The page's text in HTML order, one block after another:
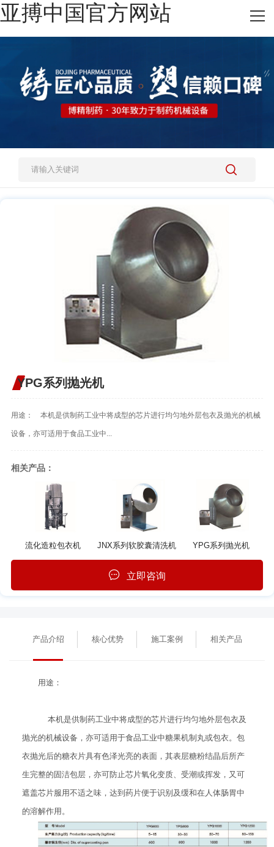
亚搏中国官方网站
网站亚搏中国官方网站
施工案例
人才招聘
YPG系列抛光机
用途： 本机是供制药工业中将成型的芯片进行均匀地外层包衣及抛光的机械
设备，亦可适用于食品工业中...
相关产品：
流化造粒包衣机 JNX系列软胶囊清洗机 YPG系列抛光机
立即咨询
产品介绍 核心优势 施工案例 相关产品
用途：
本机是供制药工业中将成型的芯片进行均匀地外层包衣及
抛光的机械设备，亦可适用于食品工业中糖果机制丸或包衣。包
衣抛光后的糖衣片具有色泽光亮的表面，其表层糖粉结晶后所产
生完整的固洁包层，亦可防止芯片氧化变质、受潮或挥发，又可
遮盖芯片服用不适之味，达到药片便于识别及缓和在人体肠胃中
的溶解作用。